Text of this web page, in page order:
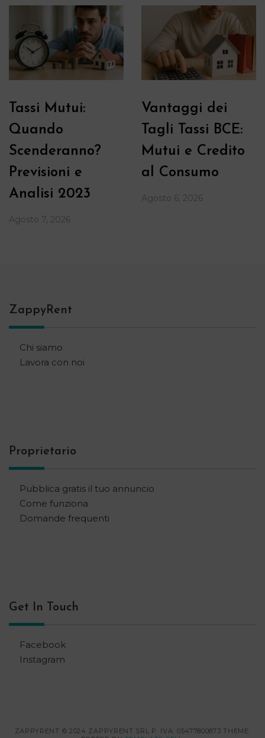
Tassi Mutui:
Quando
Scenderanno?
Previsioni e
Analisi 2023
Agosto 7, 2026
Vantaggi dei
Tagli Tassi BCE:
Mutui e Credito
al Consumo
Agosto 6, 2026
ZappyRent
Chi siamo
Lavora con noi
Proprietario
Pubblica gratis il tuo annuncio
Come funziona
Domande frequenti
Get In Touch
Facebook
Instagram
ZAPPYRENT © 2024 ZAPPYRENT SRL P. IVA: 05477800873 THEME: